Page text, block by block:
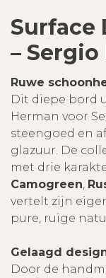
Surface
–
Ruwe
Dit diepe bord
Herman voor
steengoed en
glazuur. De
met drie
Camogreen
vertelt zijn
pure, ruige
Gelaagd
Door de